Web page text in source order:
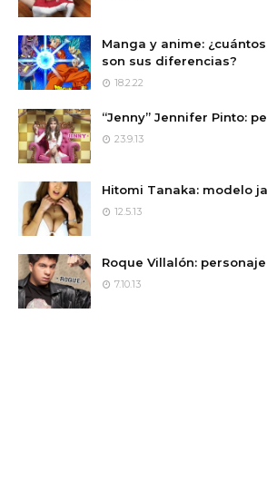
Manga y anime:
son sus diferencias?
18.2.22
“Jenny” Jennifer Pinto:
23.9.13
Hitomi Tanaka: modelo
12.5.13
Roque Villalón:
7.10.13